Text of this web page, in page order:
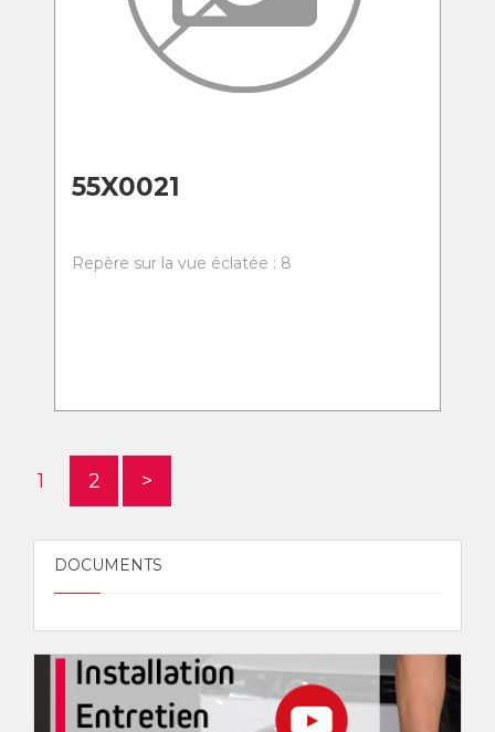
55X0021
Repère sur la vue éclatée : 8
1 2 >
DOCUMENTS